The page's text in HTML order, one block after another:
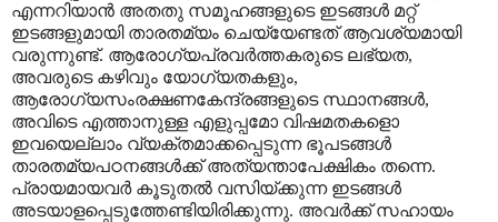
എന്നറിയാൻ അതതു സമൂഹങ്ങളുടെ ഇടങ്ങൾ മറ്റ്
ഇടങ്ങളുമായി താരതമ്യം ചെയ്യേണ്ടത് ആവശ്യമായി
വരുന്നുണ്ട്. ആരോഗ്യപ്രവർത്തകരുടെ ലഭ്യത,
അവരുടെ കഴിവും യോഗ്യതകളും,
ആരോഗ്യസംരക്ഷണകേന്ദ്രങ്ങളുടെ സ്ഥാനങ്ങൾ,
അവിടെ എത്താനുള്ള എളുപ്പമോ വിഷമതകളൊ
ഇവയെല്ലാം വ്യക്തമാക്കപ്പെടുന്ന ഭൂപടങ്ങൾ
താരതമ്യപഠനങ്ങൾക്ക് അത്യന്താപേക്ഷികം തന്നെ.
പ്രായമായവർ കൂടുതൽ വസിയ്ക്കുന്ന ഇടങ്ങൾ
അടയാളപ്പെടുത്തേണ്ടിയിരിക്കുന്നു. അവർക്ക് സഹായം